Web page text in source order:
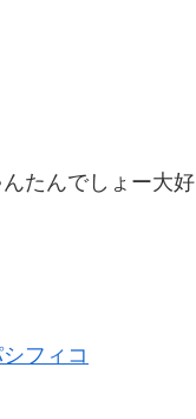
たんでしょー大好
フィコ